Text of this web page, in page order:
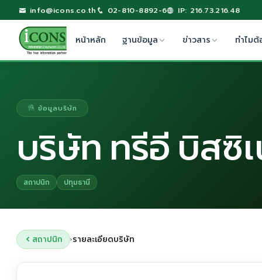
info@icons.co.th 02-810-8892-6 IP: 216.73.216.48
หน้าหลัก ฐานข้อมูล ข่าวสาร ทำไมต้
ข้อมูลบริษัท
บริษัท ทรีอี บิสซิ
สถาปนิก ปทุมธานี
สถาปนิก ›รายละเอียดบริษัท